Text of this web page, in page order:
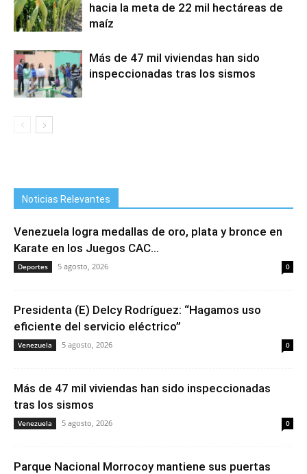
hacia la meta de 22 mil hectáreas de
maíz
Más de 47 mil viviendas han sido
inspeccionadas tras los sismos
Noticias Relevantes
Venezuela logra medallas de oro, plata y bronce en
Karate en los Juegos CAC...
Deportes 5 agosto, 2026 0
Presidenta (E) Delcy Rodríguez: “Hagamos uso
eficiente del servicio eléctrico”
Venezuela 5 agosto, 2026 0
Más de 47 mil viviendas han sido inspeccionadas
tras los sismos
Venezuela 5 agosto, 2026 0
Parque Nacional Morrocoy mantiene sus puertas